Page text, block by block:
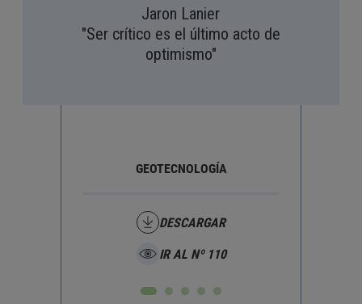
Jaron Lanier
"Ser crítico es el último acto de
optimismo"
GEOTECNOLOGÍA
DESCARGAR
IR AL Nº 110